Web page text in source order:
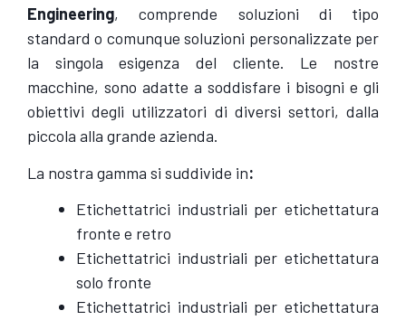
Engineering, comprende soluzioni di tipo
standard o comunque soluzioni personalizzate per
la singola esigenza del cliente. Le nostre
macchine, sono adatte a soddisfare i bisogni e gli
obiettivi degli utilizzatori di diversi settori, dalla
piccola alla grande azienda.
La nostra gamma si suddivide in:
Etichettatrici industriali per etichettatura
fronte e retro
Etichettatrici industriali per etichettatura
solo fronte
Etichettatrici industriali per etichettatura